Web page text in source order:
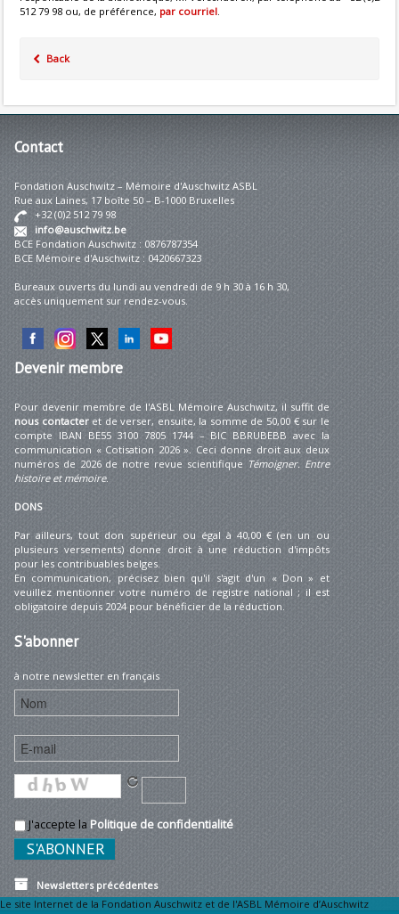
512 79 98 ou, de préférence, par courriel.
Back
Contact
Fondation Auschwitz – Mémoire d'Auschwitz ASBL
Rue aux Laines, 17 boîte 50 – B-1000 Bruxelles
+32 (0)2 512 79 98
info@auschwitz.be
BCE Fondation Auschwitz : 0876787354
BCE Mémoire d'Auschwitz : 0420667323
Bureaux ouverts du lundi au vendredi de 9 h 30 à 16 h 30,
accès uniquement sur rendez-vous.
Devenirmembre
Pour devenir membre de l'ASBL Mémoire Auschwitz, il suffit de
nous contacteret de verser, ensuite, la somme de 50,00 € sur le
compte IBAN BE55 3100 7805 1744 – BIC BBRUBEBB avec la
communication « Cotisation 2026 ». Ceci donne droit aux deux
numéros de 2026 de notre revue scientifique Témoigner. Entre
histoire et mémoire.
DONS
Par ailleurs, tout don supérieur ou égal à 40,00 € (en un ou
plusieurs versements) donne droit à une réduction d'impôts
pour les contribuables belges.
En communication, précisez bien qu'il s'agit d'un « Don » et
veuillez mentionner votre numéro de registre national ; il est
obligatoire depuis 2024 pour bénéficier de la réduction.
S'abonner
à notre newsletter en français
J'accepte la Politique de confidentialité
Newsletters précédentes
Le site Internet de la Fondation Auschwitz et de l'ASBL Mémoire d’Auschwitz